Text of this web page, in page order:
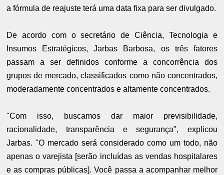
a fórmula de reajuste terá uma data fixa para ser divulgado.
De acordo com o secretário de Ciência, Tecnologia e
Insumos Estratégicos, Jarbas Barbosa, os três fatores
passam a ser definidos conforme a concorrência dos
grupos de mercado, classificados como não concentrados,
moderadamente concentrados e altamente concentrados.
"Com isso, buscamos dar maior previsibilidade,
racionalidade, transparência e segurança", explicou
Jarbas. "O mercado será considerado como um todo, não
apenas o varejista [serão incluídas as vendas hospitalares
e as compras públicas]. Você passa a acompanhar melhor